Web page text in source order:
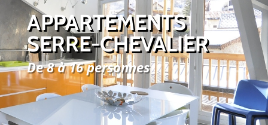
APPARTEMENTS
SERRE-CHEVALIER
De 8 à 16 personnes